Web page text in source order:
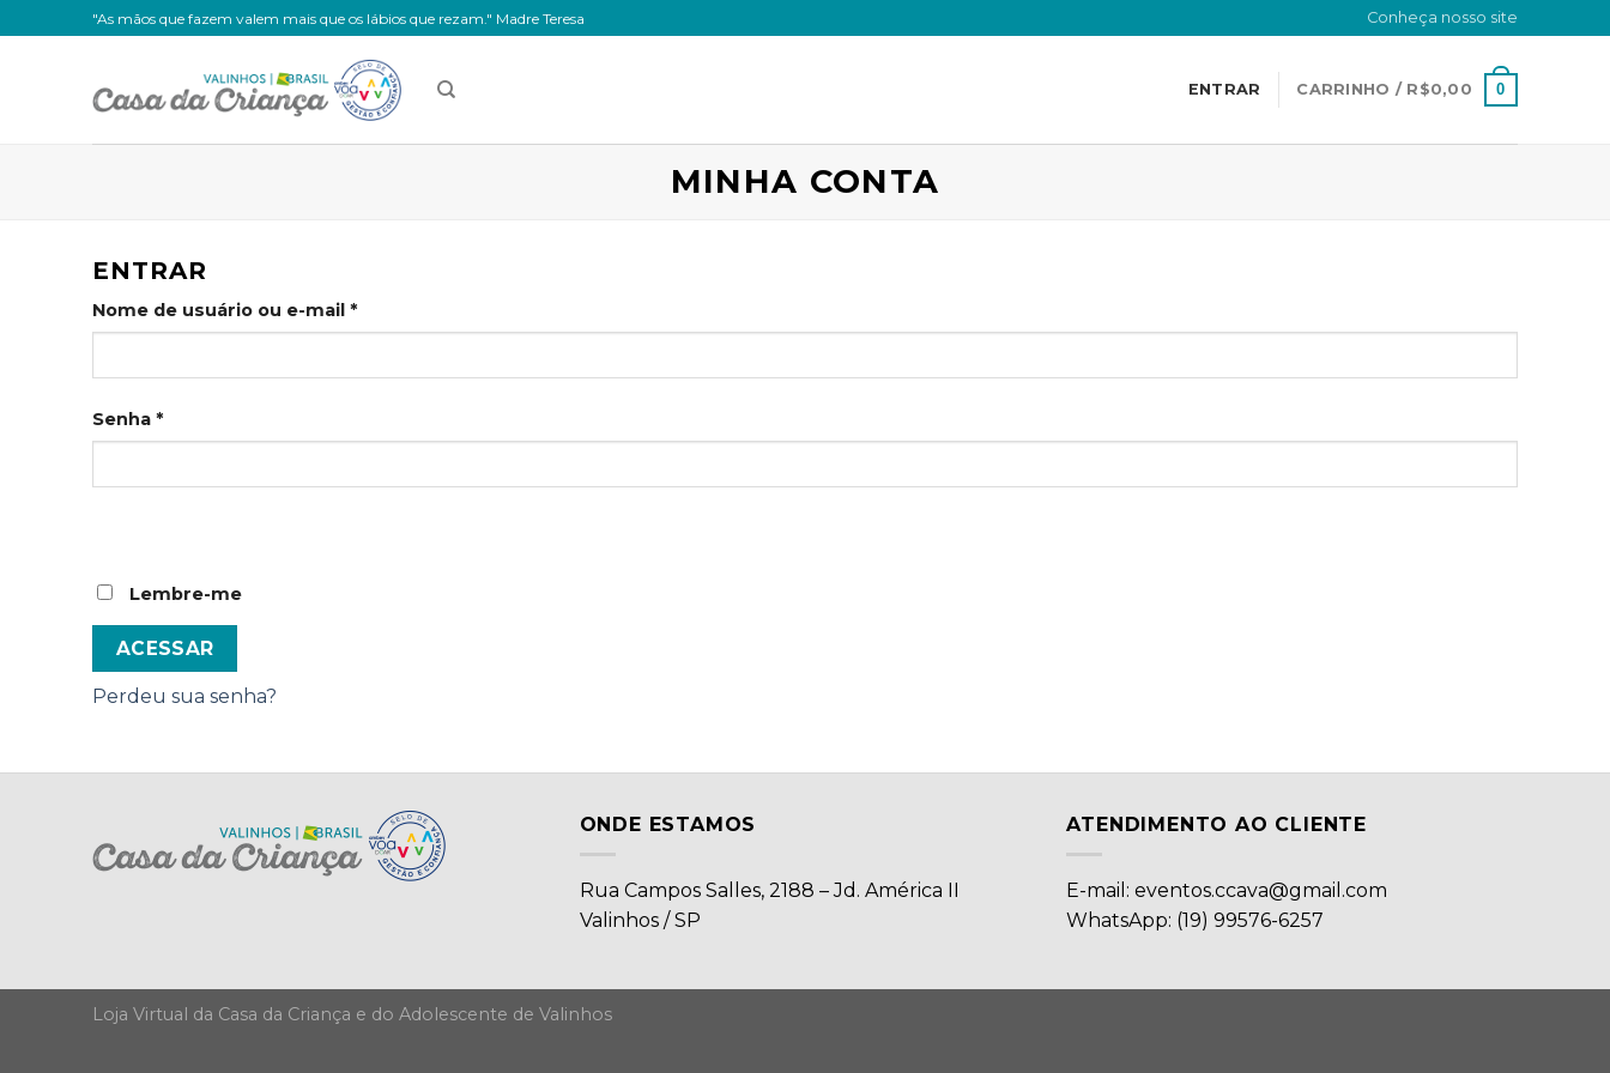
to
"As mãos que fazem valem mais que os lábios que rezam." Madre Teresa Conheça nosso site
ENTRAR CARRINHO / R$0,00 0
MINHA CONTA
ENTRAR
Nome de usuário ou e-mail *
Senha *
Lembre-me
ACESSAR
Perdeu sua senha?
ONDE ESTAMOS
Rua Campos Salles, 2188 – Jd. América II
Valinhos / SP
ATENDIMENTO AO CLIENTE
E-mail: eventos.ccava@gmail.com
WhatsApp: (19) 99576-6257
Loja Virtual da Casa da Criança e do Adolescente de Valinhos